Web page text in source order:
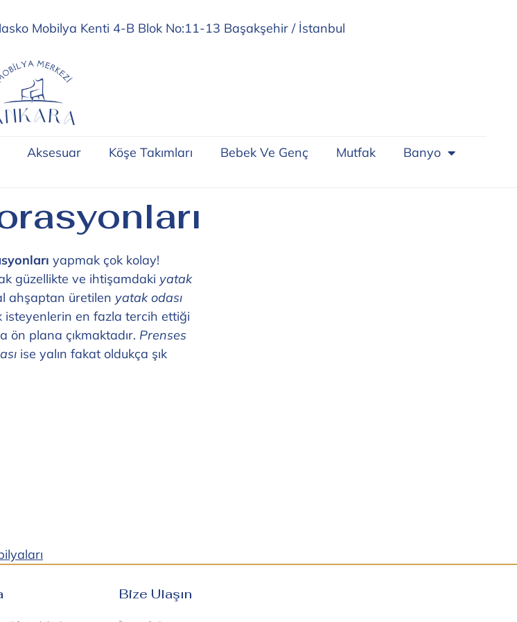
Mobilya Kenti 4-B Blok No:11-13 Başakşehir / İstanbul
Aksesuar Köşe Takımları Bebek Ve Genç Mutfak Banyo
yapmak çok kolay!
güzellikte ve ihtişamdaki yatak
ahşaptan üretilen yatak odası
isteyenlerin en fazla tercih ettiği
ön plana çıkmaktadır. Prenses
ise yalın fakat oldukça şık
Bize Ulaşın